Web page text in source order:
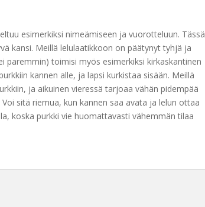
esimerkiksi nimeämiseen ja vuorotteluun. Tässä
kansi. Meillä lelulaatikkoon on päätynyt tyhjä ja
paremmin) toimisi myös esimerkiksi kirkaskantinen
kannen alle, ja lapsi kurkistaa sisään. Meillä
ja aikuinen vieressä tarjoaa vähän pidempää
Voi sitä riemua, kun kannen saa avata ja lelun ottaa
koska purkki vie huomattavasti vähemmän tilaa